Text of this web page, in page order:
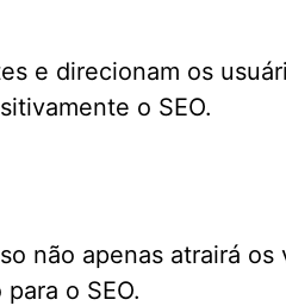
e direcionam os
o SEO.
não apenas atrairá os
o SEO.